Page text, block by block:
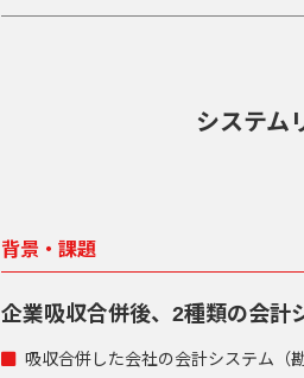
システム
背景・課題
企業吸収合併後、2種類の会計
吸収合併した会社の会計システム（